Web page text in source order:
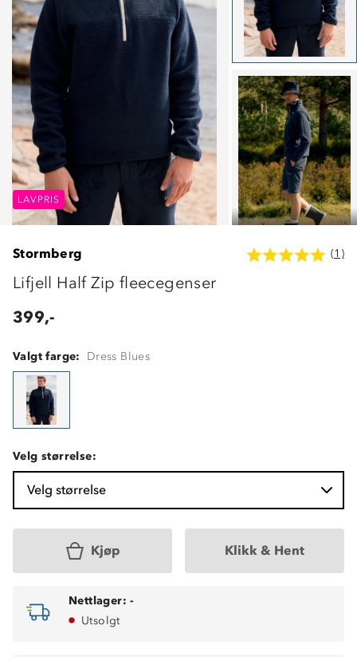
LAVPRIS LAVPRIS
LAVPRIS
Stormberg (1)
Lifjell Half Zip fleecegenser
399,-
Valgt farge: Dress Blues
Velg størrelse:
Velg størrelse
Kjøp Klikk & Hent
Nettlager: -
Utsolgt